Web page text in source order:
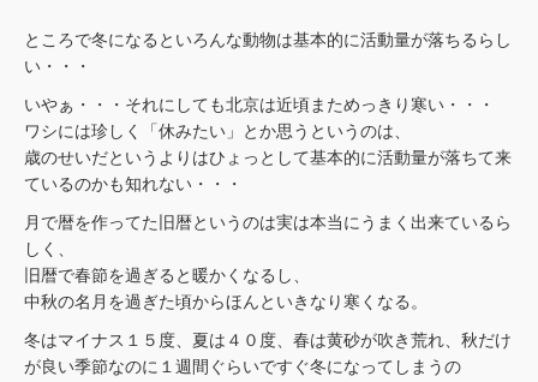
ところで冬になるといろんな動物は基本的に活動量が落ちるらし
い・・・
いやぁ・・・それにしても北京は近頃まためっきり寒い・・・
ワシには珍しく「休みたい」とか思うというのは、
歳のせいだというよりはひょっとして基本的に活動量が落ちて来
ているのかも知れない・・・
月で暦を作ってた旧暦というのは実は本当にうまく出来ているら
しく、
旧暦で春節を過ぎると暖かくなるし、
中秋の名月を過ぎた頃からほんといきなり寒くなる。
冬はマイナス１５度、夏は４０度、春は黄砂が吹き荒れ、秋だけ
が良い季節なのに１週間ぐらいですぐ冬になってしまうの